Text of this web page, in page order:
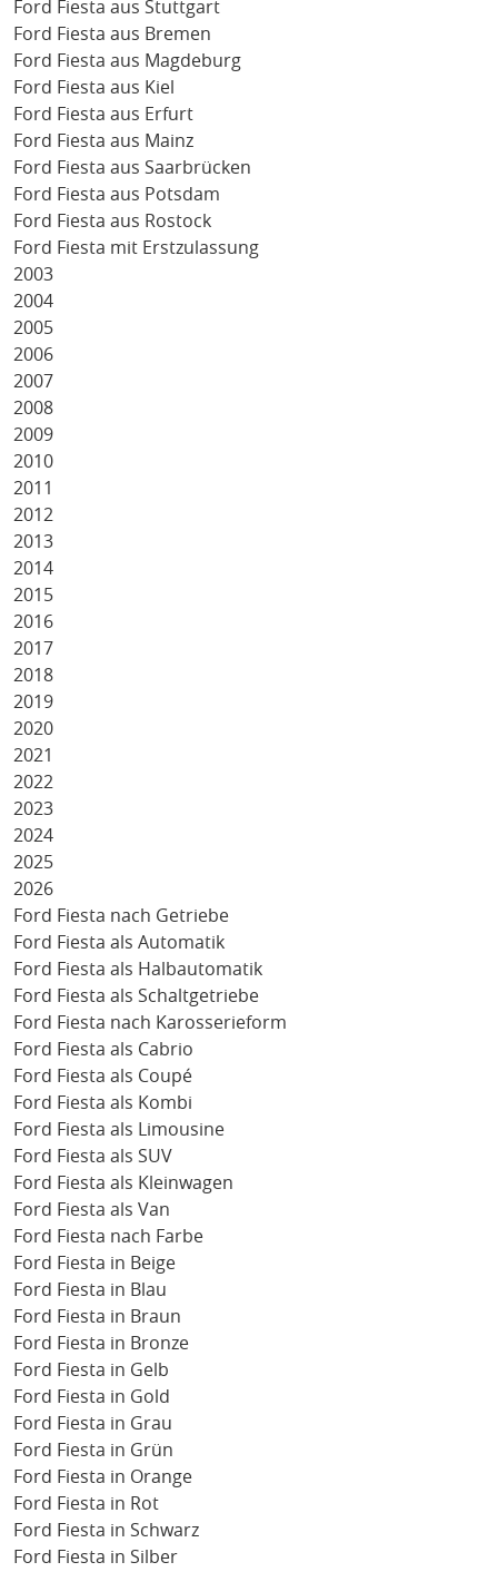
Ford Fiesta aus Stuttgart
Ford Fiesta aus Bremen
Ford Fiesta aus Magdeburg
Ford Fiesta aus Kiel
Ford Fiesta aus Erfurt
Ford Fiesta aus Mainz
Ford Fiesta aus Saarbrücken
Ford Fiesta aus Potsdam
Ford Fiesta aus Rostock
Ford Fiesta mit Erstzulassung
2003
2004
2005
2006
2007
2008
2009
2010
2011
2012
2013
2014
2015
2016
2017
2018
2019
2020
2021
2022
2023
2024
2025
2026
Ford Fiesta nach Getriebe
Ford Fiesta als Automatik
Ford Fiesta als Halbautomatik
Ford Fiesta als Schaltgetriebe
Ford Fiesta nach Karosserieform
Ford Fiesta als Cabrio
Ford Fiesta als Coupé
Ford Fiesta als Kombi
Ford Fiesta als Limousine
Ford Fiesta als SUV
Ford Fiesta als Kleinwagen
Ford Fiesta als Van
Ford Fiesta nach Farbe
Ford Fiesta in Beige
Ford Fiesta in Blau
Ford Fiesta in Braun
Ford Fiesta in Bronze
Ford Fiesta in Gelb
Ford Fiesta in Gold
Ford Fiesta in Grau
Ford Fiesta in Grün
Ford Fiesta in Orange
Ford Fiesta in Rot
Ford Fiesta in Schwarz
Ford Fiesta in Silber